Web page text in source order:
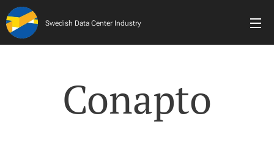
Swedish Data Center Industry
Conapto